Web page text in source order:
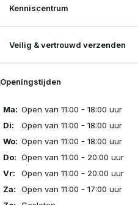
Kenniscentrum
Veilig & vertrouwd verzenden
Openingstijden
Ma: Open van 11:00 - 18:00 uur
Di:
Open van 11:00 - 18:00 uur
Wo: Open van 11:00 - 18:00 uur
Do: Open van 11:00 - 20:00 uur
Vr:
Open van 11:00 - 20:00 uur
Za:
Open van 11:00 - 17:00 uur